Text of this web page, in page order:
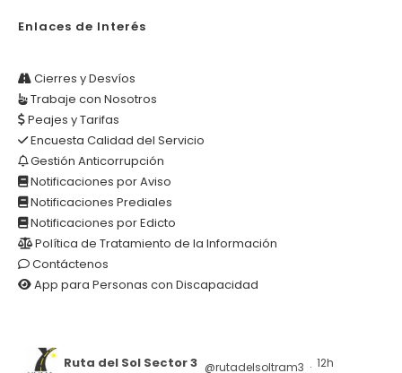
Enlaces de Interés
Cierres y Desvíos
Trabaje con Nosotros
Peajes y Tarifas
Encuesta Calidad del Servicio
Gestión Anticorrupción
Notificaciones por Aviso
Notificaciones Prediales
Notificaciones por Edicto
Política de Tratamiento de la Información
Contáctenos
App para Personas con Discapacidad
Ruta del Sol Sector 3 @rutadelsoltram3 · 12h